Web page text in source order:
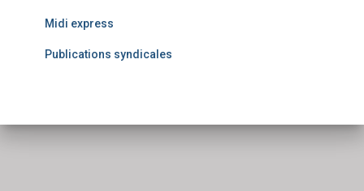
Midi express
Publications syndicales